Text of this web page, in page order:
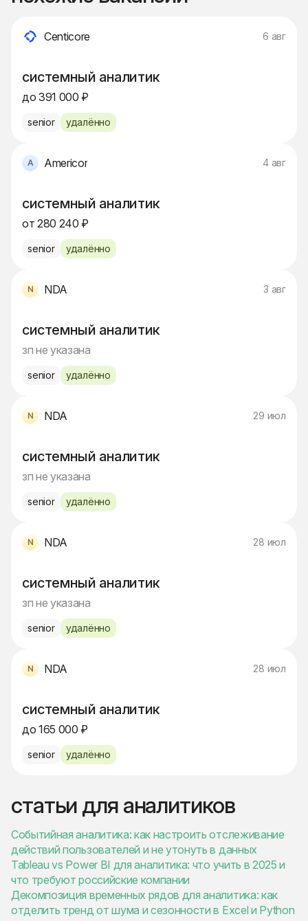
Centicore 6 авг
системный аналитик
до 391 000 ₽
senior удалённо
Americor 4 авг
системный аналитик
от 280 240 ₽
senior удалённо
NDA 3 авг
системный аналитик
зп не указана
senior удалённо
NDA 29 июл
системный аналитик
зп не указана
senior удалённо
NDA 28 июл
системный аналитик
зп не указана
senior удалённо
NDA 28 июл
системный аналитик
до 165 000 ₽
senior удалённо
статьи для аналитиков
Событийная аналитика: как настроить отслеживание
действий пользователей и не утонуть в данных
Tableau vs Power BI для аналитика: что учить в 2025 и
что требуют российские компании
Декомпозиция временных рядов для аналитика: как
отделить тренд от шума и сезонности в Excel и Python